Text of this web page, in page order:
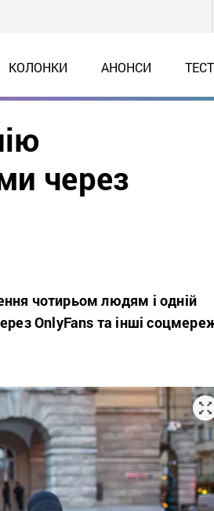
КОЛОНКИ АНОНСИ
через
чотирьом людям і одній
OnlyFans та інші